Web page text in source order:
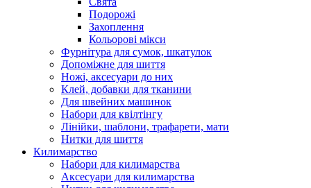
Подорожі
Захоплення
Кольорові мікси
Фурнітура для сумок, шкатулок
Допоміжне для шиття
Ножі, аксесуари до них
Клей, добавки для тканини
Для швейних машинок
Набори для квілтінгу
Лінійки, шаблони, трафарети, мати
Нитки для шиття
Килимарство
Набори для килимарства
Аксесуари для килимарства